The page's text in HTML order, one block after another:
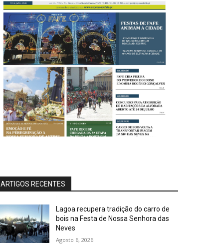
ARTIGOS RECENTES
Lagoa recupera tradição do carro de
bois na Festa de Nossa Senhora das
Neves
Agosto 6, 2026